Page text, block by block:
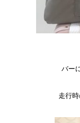
バー
走行